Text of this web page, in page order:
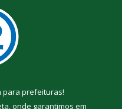
para prefeituras!
onde garantimos em